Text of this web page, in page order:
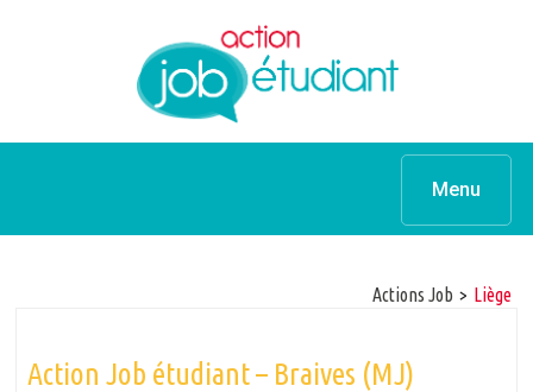
Menu
Actions Job > Liège
Action Job étudiant – Braives (MJ)